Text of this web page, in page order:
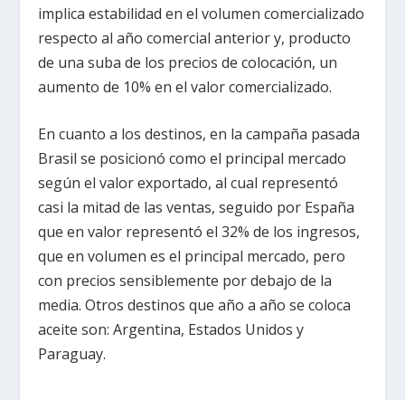
implica estabilidad en el volumen comercializado
respecto al año comercial anterior y, producto
de una suba de los precios de colocación, un
aumento de 10% en el valor comercializado.
En cuanto a los destinos, en la campaña pasada
Brasil se posicionó como el principal mercado
según el valor exportado, al cual representó
casi la mitad de las ventas, seguido por España
que en valor representó el 32% de los ingresos,
que en volumen es el principal mercado, pero
con precios sensiblemente por debajo de la
media. Otros destinos que año a año se coloca
aceite son: Argentina, Estados Unidos y
Paraguay.